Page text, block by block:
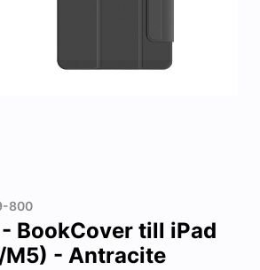
800
BookCover till iPad
M5) - Antracite